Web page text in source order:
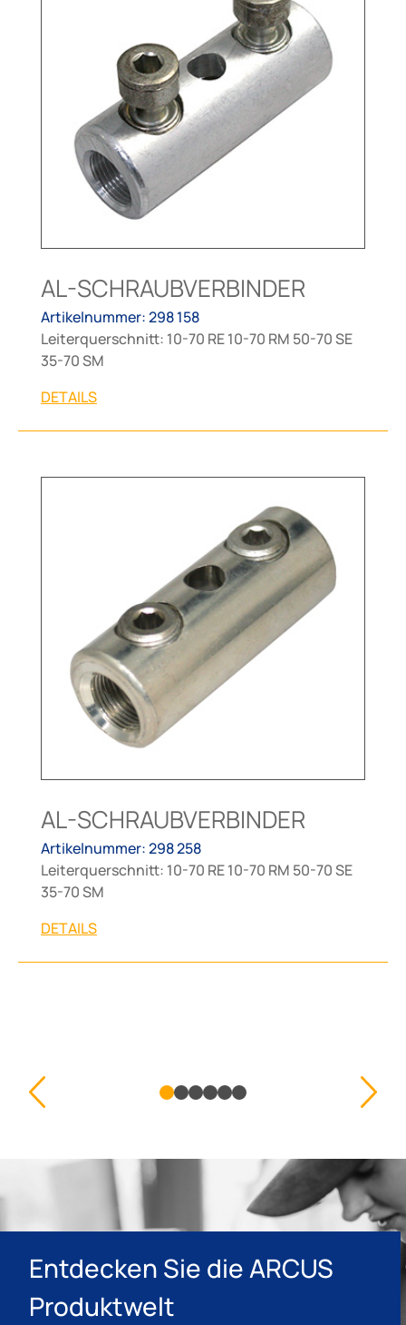
AL-SCHRAUBVERBINDER
Artikelnummer: 298 158
Leiterquerschnitt: 10-70 RE 10-70 RM 50-70 SE
35-70 SM
DETAILS
AL-SCHRAUBVERBINDER
Artikelnummer: 298 258
Leiterquerschnitt: 10-70 RE 10-70 RM 50-70 SE
35-70 SM
DETAILS
Entdecken Sie die ARCUS
Produktwelt